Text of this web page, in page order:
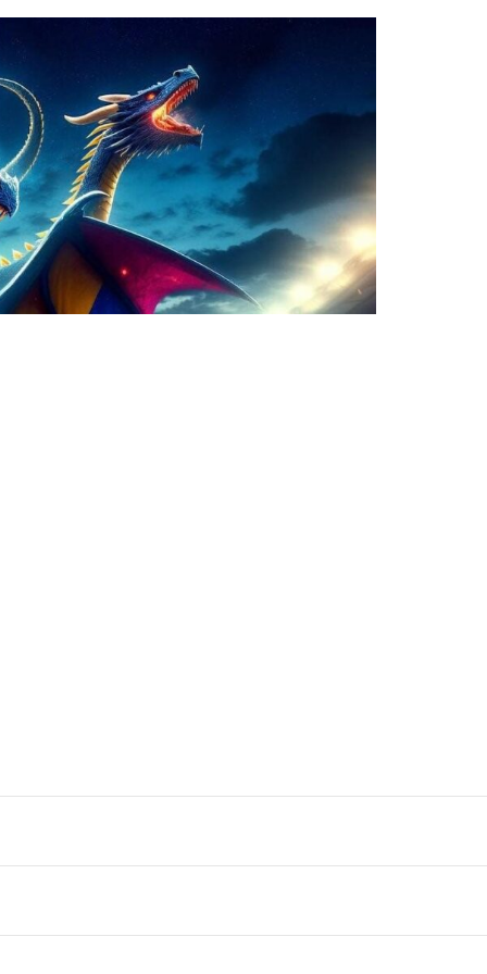
Sassuola i Stare dame bliži se kraju.